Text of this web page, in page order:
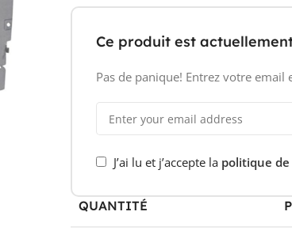
Ce produit est
Pas de panique! Entrez votre
J’ai lu et j’accepte la politique
QUANTITÉ